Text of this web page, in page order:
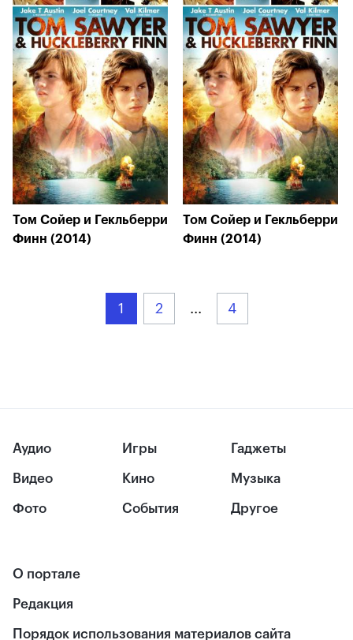
Том Сойер и Гекльберри
Финн (2014)
Том Сойер и Гекльберри
Финн (2014)
1 2 ... 4
Аудио
Видео
Фото
Игры
Кино
События
Гаджеты
Музыка
Другое
О портале
Редакция
Порядок использования материалов сайта